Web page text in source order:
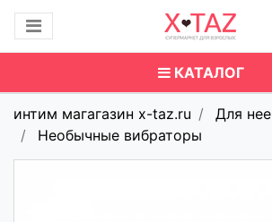
КАТАЛОГ
интим магагазин x-taz.ru Для нее
Необычные вибраторы